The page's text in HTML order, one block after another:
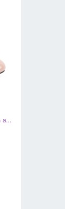
Seastar Leichte beige lackierte Pumpen auf dem Pfosten